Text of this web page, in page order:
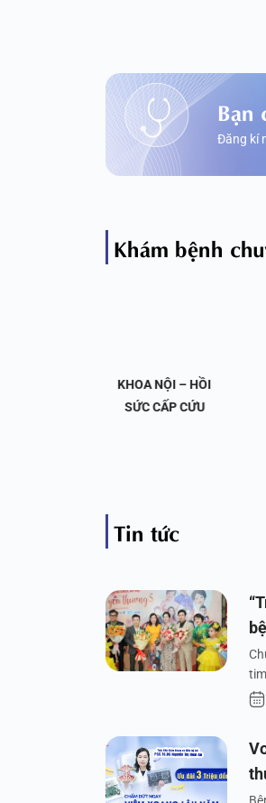
Bạn
Đăng kí
Khám bệnh
KHOA NỘI – HỒI
SỨC CẤP CỨU
Tin tức